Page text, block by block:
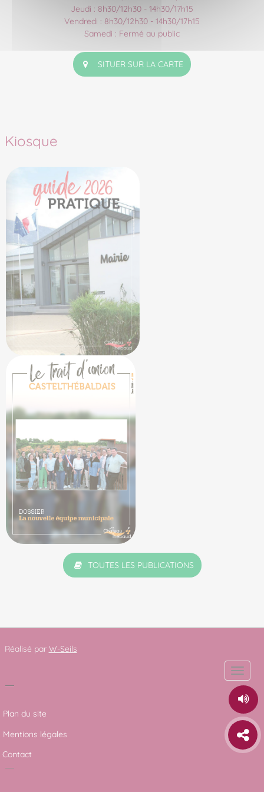
Jeudi : 8h30/12h30 - 14h30/17h15
Vendredi : 8h30/12h30 - 14h30/17h15
Samedi : Fermé au public
SITUER SUR LA CARTE
Kiosque
TOUTES LES PUBLICATIONS
Réalisé par W-Seils
Toggle
Plan du site
Mentions légales
Contact